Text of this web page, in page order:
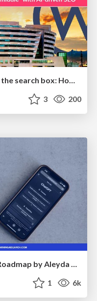
Beyond borders and beyond the search box: How to win the global "messy middle" with AI-driven SEO
3 200
The AI Search Optimization Roadmap by Aleyda Solis
1 6k